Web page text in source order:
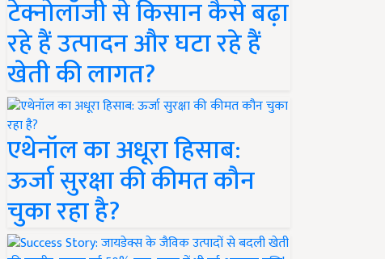
टेक्नोलॉजी से किसान कैसे बढ़ा
रहे हैं उत्पादन और घटा रहे हैं
खेती की लागत?
एथेनॉल का अधूरा हिसाब:
ऊर्जा सुरक्षा की कीमत कौन
चुका रहा है?